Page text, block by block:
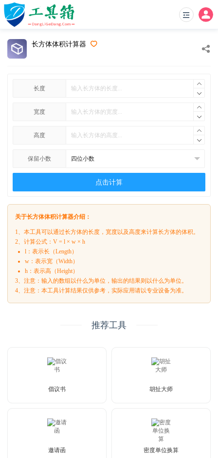
长方体体积计算器
长度
宽度
高度
保留小数
点击计算
关于长方体体积计算器介绍：
1、本工具可以通过长方体的长度，宽度以及高度来计算长方体的体积。
2、计算公式：V = l × w × h
l：表示长（Length）
w：表示宽（Width）
h：表示高（Height）
3、注意：输入的数组以什么为单位，输出的结果则以什么为单位。
4、注意：本工具计算结果仅供参考，实际应用请以专业设备为准。
推荐工具
倡议书 胡扯大师
邀请函 密度单位换算